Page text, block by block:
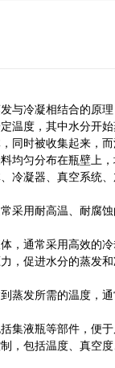
冷凝相结合的原理
温度，其中水分开
同时被收集起来，
均匀分布在瓶壁上
冷凝器、真空系统
用耐高温、耐腐蚀
通常采用高效的冷
促进水分的蒸发和
发所需的温度，通
液瓶等部件，便于
包括温度、真空度